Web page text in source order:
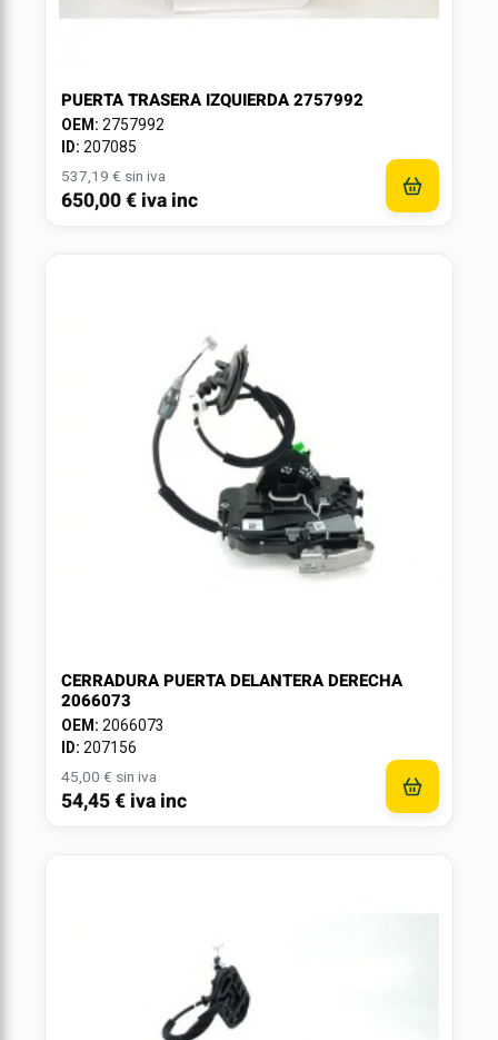
PUERTA TRASERA IZQUIERDA 2757992
OEM: 2757992
ID: 207085
537,19 € sin iva
650,00 € iva inc
CERRADURA PUERTA DELANTERA DERECHA
2066073
OEM: 2066073
ID: 207156
45,00 € sin iva
54,45 € iva inc